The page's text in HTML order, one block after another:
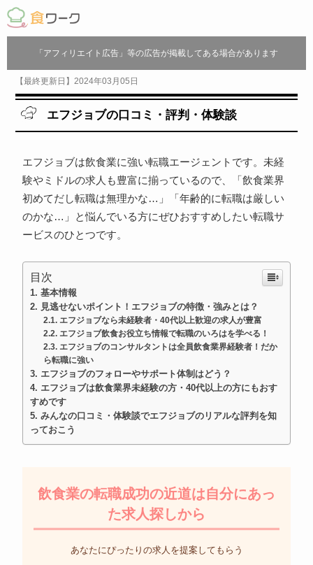
「アフィリエイト広告」等の広告が掲載してある場合があります
【最終更新日】2024年03月05日
エフジョブの口コミ・評判・体験談
エフジョブは飲食業に強い転職エージェントです。未経
験やミドルの求人も豊富に揃っているので、「飲食業界
初めてだし転職は無理かな…」「年齢的に転職は厳しい
のかな…」と悩んでいる方にぜひおすすめしたい転職サ
ービスのひとつです。
目次
基本情報
見逃せないポイント！エフジョブの特徴・強みとは？
エフジョブなら未経験者・40代以上歓迎の求人が豊富
エフジョブ飲食お役立ち情報で転職のいろはを学べる！
エフジョブのコンサルタントは全員飲食業界経験者！だか
ら転職に強い
エフジョブのフォローやサポート体制はどう？
エフジョブは飲食業界未経験の方・40代以上の方にもおす
すめです
みんなの口コミ・体験談でエフジョブのリアルな評判を知
っておこう
飲食業の転職成功の近道は自分にあっ
た求人探しから
あなたにぴったりの求人を提案してもらう